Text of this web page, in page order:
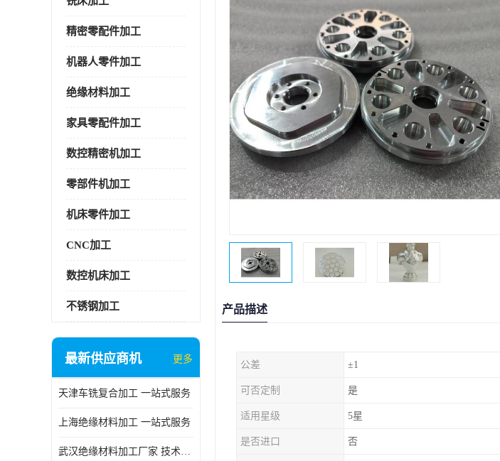
精密零配件加工
机器人零件加工
绝缘材料加工
家具零配件加工
数控精密机加工
零部件机加工
机床零件加工
CNC加工
数控机床加工
不锈钢加工
最新供应商机 更多
天津车铣复合加工 一站式服务
上海绝缘材料加工 一站式服务
武汉绝缘材料加工厂家 技术成熟
产品描述
公差 ±1
可否定制 是
适用星级 5星
是否进口 否